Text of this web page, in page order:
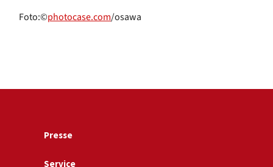
Foto:©photocase.com/osawa
Presse
Service